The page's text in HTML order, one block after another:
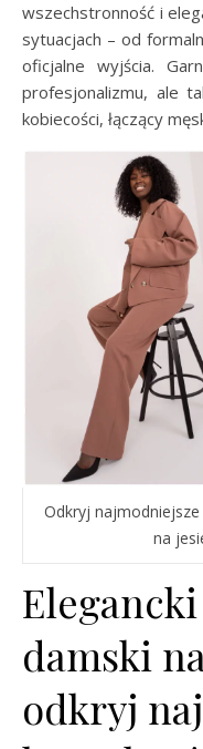
wszechstronność i
sytuacjach – od
oficjalne wyjścia.
profesjonalizmu, ale
kobiecości, łączący
Odkryj
na
damski
odkryj